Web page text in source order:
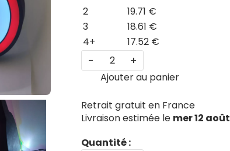
2
19.71 €
3
18.61 €
4+
17.52 €
- +
Ajouter au panier
Retrait gratuit en France
Livraison estimée le mer 12 août
Quantité :